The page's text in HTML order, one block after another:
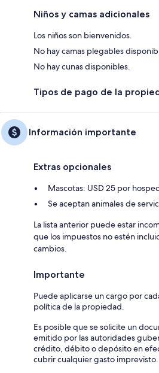
Niños y camas adicionales
Los niños son bienvenidos.
No hay camas plegables
No hay cunas disponibles.
Tipos de pago de la
Información importante
Extras opcionales
Mascotas: USD 25 por
Se aceptan animales de
La lista anterior puede estar
que los impuestos no estén
cambios.
Importante
Puede aplicarse un cargo por
política de la propiedad.
Es posible que se solicite un
emitido por las autoridades
crédito, débito o depósito en
cubrir cualquier gasto imprevisto.